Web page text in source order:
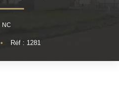
NC
• Réf : 1281